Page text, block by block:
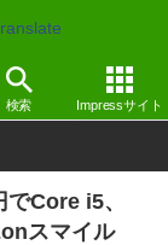
検索 Impressサイト
その他
Core i5、
スマイル